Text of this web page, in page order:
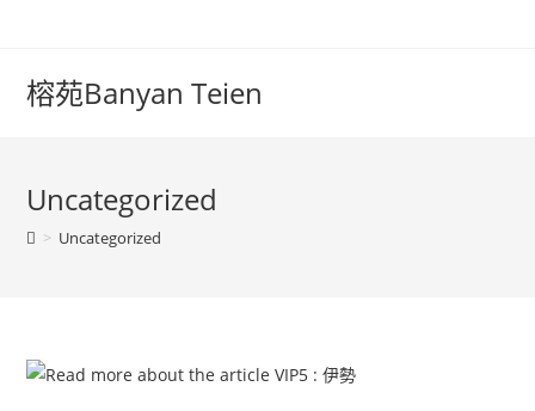
榕苑Banyan Teien
Uncategorized
> Uncategorized